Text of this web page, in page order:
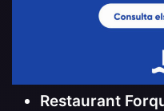
Restaurant